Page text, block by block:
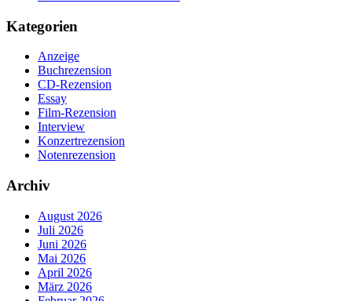
Kategorien
Anzeige
Buchrezension
CD-Rezension
Essay
Film-Rezension
Interview
Konzertrezension
Notenrezension
Archiv
August 2026
Juli 2026
Juni 2026
Mai 2026
April 2026
März 2026